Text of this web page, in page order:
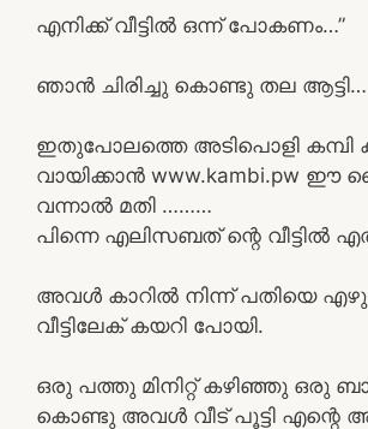
എനിക്ക് വീട്ടിൽ ഒന്ന് പോകണം…”
ഞാൻ ചിരിച്ചു കൊണ്ടു തല ആട്ടി…
ഇതുപോലത്തെ അടിപൊളി കമ്പി
വായിക്കാൻ www.kambi.pw ഈ
വന്നാൽ മതി ………
പിന്നെ എലിസബത് ന്റെ വീട്ടിൽ
അവൾ കാറിൽ നിന്ന് പതിയെ
വീട്ടിലേക് കയറി പോയി.
ഒരു പത്തു മിനിറ്റ് കഴിഞ്ഞു ഒരു
കൊണ്ടു അവൾ വീട് പൂട്ടി എന്റെ